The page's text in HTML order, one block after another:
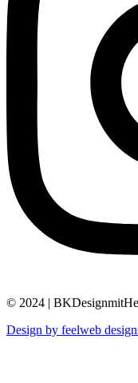
© 2024 |
Design by feelweb